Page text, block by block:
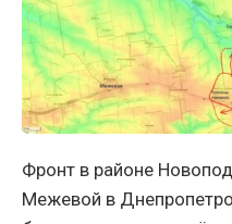
Фронт в районе
Межевой в